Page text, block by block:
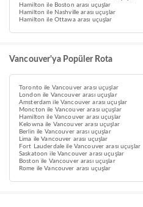
Hamilton ile Boston arası uçuşlar
Hamilton ile Nashville arası uçuşlar
Hamilton ile Ottawa arası uçuşlar
Vancouver'ya Popüler Rota
Toronto ile Vancouver arası uçuşlar
London ile Vancouver arası uçuşlar
Amsterdam ile Vancouver arası uçuşlar
Moncton ile Vancouver arası uçuşlar
Hamilton ile Vancouver arası uçuşlar
Kelowna ile Vancouver arası uçuşlar
Berlin ile Vancouver arası uçuşlar
Lima ile Vancouver arası uçuşlar
Fort Lauderdale ile Vancouver arası uçuşlar
Saskatoon ile Vancouver arası uçuşlar
Boston ile Vancouver arası uçuşlar
Rome ile Vancouver arası uçuşlar